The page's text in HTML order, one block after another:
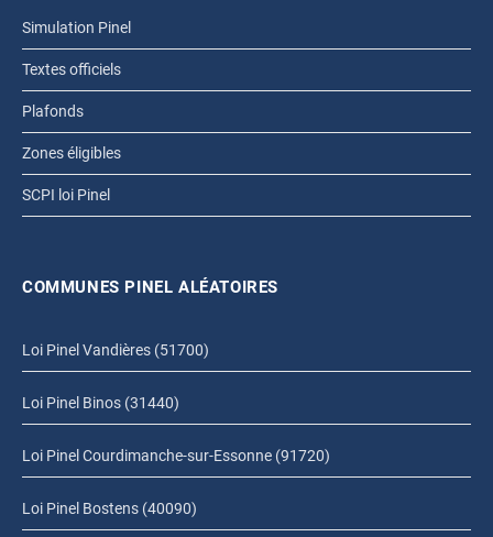
Simulation Pinel
Textes officiels
Plafonds
Zones éligibles
SCPI loi Pinel
COMMUNES PINEL ALÉATOIRES
Loi Pinel Vandières (51700)
Loi Pinel Binos (31440)
Loi Pinel Courdimanche-sur-Essonne (91720)
Loi Pinel Bostens (40090)